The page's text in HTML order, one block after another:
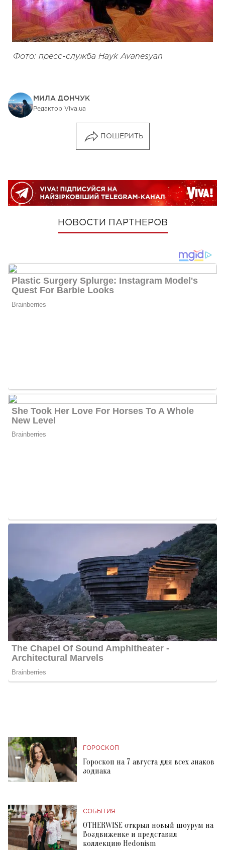
Фото: пресс-служба Hayk Avanesyan
МИЛА ДОНЧУК
Редактор Viva.ua
ПОШЕРИТЬ
НОВОСТИ ПАРТНЕРОВ
ГОРОСКОП
Гороскоп на 7 августа для всех знаков
зодиака
СОБЫТИЯ
OTHERWISE открыл новый шоурум на
Воздвиженке и представил
коллекцию Hedonism